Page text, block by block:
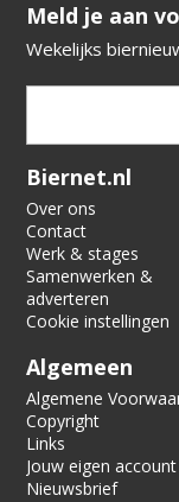
​​​​​​​Meld je aan
Wekelijks
Verification code:
Biernet.nl
Over ons
Contact
Werk & stages
Samenwerken &
adverteren
Cookie instellingen
Algemeen
Algemene
Copyright
Links
Jouw eigen account
Nieuwsbrief